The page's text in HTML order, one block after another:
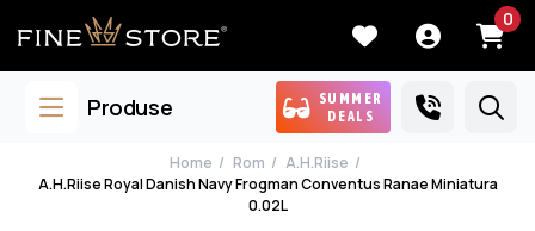
0
Produse
SUMMER
DEALS
Home Rom
A.H.Riise
A.H.Riise Royal Danish Navy Frogman Conventus Ranae Miniatura
0.02L